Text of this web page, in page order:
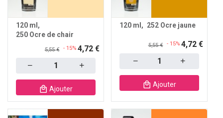
120 ml
250 Ocre de chair
5,55 € - 15% 4,72 €
Ajouter
120 ml 252 Ocre jaune
5,55 € - 15% 4,72 €
Ajouter